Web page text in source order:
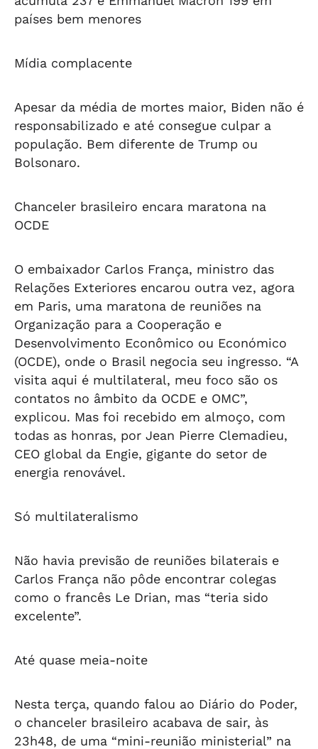
países bem menores
Mídia complacente
Apesar da média de mortes maior, Biden não é
responsabilizado e até consegue culpar a
população. Bem diferente de Trump ou
Bolsonaro.
Chanceler brasileiro encara maratona na
OCDE
O embaixador Carlos França, ministro das
Relações Exteriores encarou outra vez, agora
em Paris, uma maratona de reuniões na
Organização para a Cooperação e
Desenvolvimento Econômico ou Económico
(OCDE), onde o Brasil negocia seu ingresso. “A
visita aqui é multilateral, meu foco são os
contatos no âmbito da OCDE e OMC”,
explicou. Mas foi recebido em almoço, com
todas as honras, por Jean Pierre Clemadieu,
CEO global da Engie, gigante do setor de
energia renovável.
Só multilateralismo
Não havia previsão de reuniões bilaterais e
Carlos França não pôde encontrar colegas
como o francês Le Drian, mas “teria sido
excelente”.
Até quase meia-noite
Nesta terça, quando falou ao Diário do Poder,
o chanceler brasileiro acabava de sair, às
23h48, de uma “mini-reunião ministerial” na